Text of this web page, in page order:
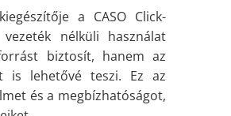
a CASO Click-
nélküli használat
biztosít, hanem az
is lehetővé teszi. Ez az
és a megbízhatóságot,